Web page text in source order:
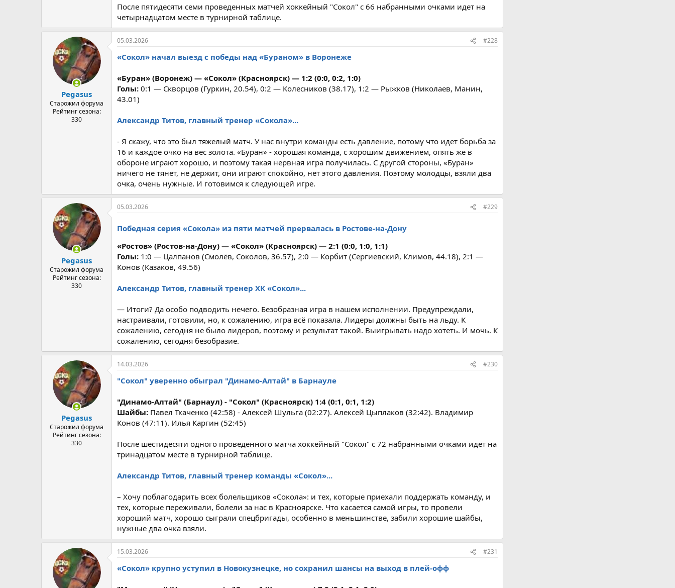
После пятидесяти семи проведенных матчей хоккейный "Сокол" c 66 набранными очками идет на
четырнадцатом месте в турнирной таблице.
Pegasus
Старожил форума
Рейтинг сезона:
330
05.03.2026 #228
«Сокол» начал выезд с победы над «Бураном» в Воронеже
«Буран» (Воронеж) — «Сокол» (Красноярск) — 1:2 (0:0, 0:2, 1:0)
Голы: 0:1 — Скворцов (Гуркин, 20.54), 0:2 — Колесников (38.17), 1:2 — Рыжков (Николаев, Манин,
43.01)
Александр Титов, главный тренер «Сокола»...
- Я скажу, что это был тяжелый матч. У нас внутри команды есть давление, потому что идет борьба за
16 и каждое очко на вес золота. «Буран» - хорошая команда, с хорошим движением, опять же в
обороне играют хорошо, и поэтому такая нервная игра получилась. С другой стороны, «Буран»
ничего не тянет, не держит, они играют спокойно, нет этого давления. Поэтому молодцы, взяли два
очка, очень нужные. И готовимся к следующей игре.
Pegasus
Старожил форума
Рейтинг сезона:
330
05.03.2026 #229
Победная серия «Сокола» из пяти матчей прервалась в Ростове-на-Дону
«Ростов» (Ростов-на-Дону) — «Сокол» (Красноярск) — 2:1 (0:0, 1:0, 1:1)
Голы: 1:0 — Цалпанов (Смолёв, Соколов, 36.57), 2:0 — Корбит (Сергиевский, Климов, 44.18), 2:1 —
Конов (Казаков, 49.56)
Александр Титов, главный тренер ХК «Сокол»...
— Итоги? Да особо подводить нечего. Безобразная игра в нашем исполнении. Предупреждали,
настраивали, готовили, но, к сожалению, игра всё показала. Лидеры должны быть на льду. К
сожалению, сегодня не было лидеров, поэтому и результат такой. Выигрывать надо хотеть. И мочь. К
сожалению, сегодня безобразие.
Pegasus
Старожил форума
Рейтинг сезона:
330
14.03.2026 #230
"Сокол" уверенно обыграл "Динамо-Алтай" в Барнауле
"Динамо-Алтай" (Барнаул) - "Сокол" (Красноярск) 1:4 (0:1, 0:1, 1:2)
Шайбы: Павел Ткаченко (42:58) - Алексей Шульга (02:27). Алексей Цыплаков (32:42). Владимир
Конов (47:11). Илья Каргин (52:45)
После шестидесяти одного проведенного матча хоккейный "Сокол" c 72 набранными очками идет на
тринадцатом месте в турнирной таблице.
Александр Титов, главный тренер команды «Сокол»...
– Хочу поблагодарить всех болельщиков «Сокола»: и тех, которые приехали поддержать команду, и
тех, которые переживали, болели за нас в Красноярске. Что касается самой игры, то провели
хороший матч, хорошо сыграли спецбригады, особенно в меньшинстве, забили хорошие шайбы,
нужные два очка взяли.
15.03.2026 #231
«Сокол» крупно уступил в Новокузнецке, но сохранил шансы на выход в плей-офф